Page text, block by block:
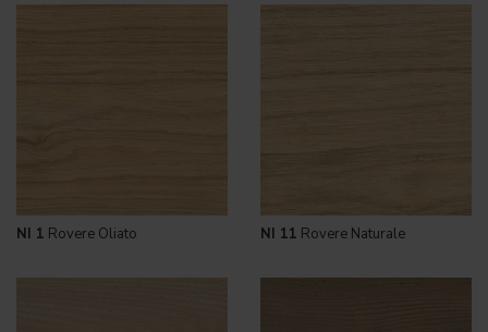
NI 1 Rovere Oliato NI 11 Rovere Naturale